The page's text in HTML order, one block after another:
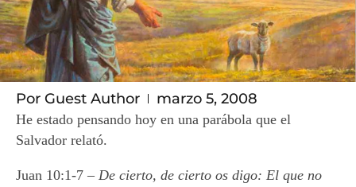
Por Guest Author marzo 5, 2008
He estado pensando hoy en una parábola que el
Salvador relató.
Juan 10:1-7 – De cierto, de cierto os digo: El que no